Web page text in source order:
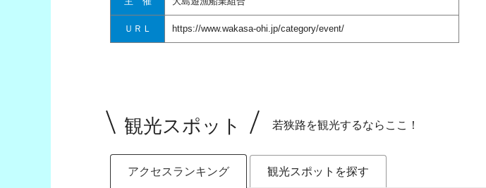
ＵＲＬ https://www.wakasa-ohi.jp/category/event/
観光スポット 若狭路を観光するならここ！
アクセスランキング 観光スポットを探す